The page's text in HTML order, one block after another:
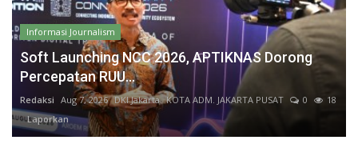
Informasi Journalism
Soft Launching NCC 2026, APTIKNAS Dorong
Percepatan RUU...
Redaksi Aug 7, 2026 DKI Jakarta KOTA ADM. JAKARTA PUSAT 0
18
Laporkan